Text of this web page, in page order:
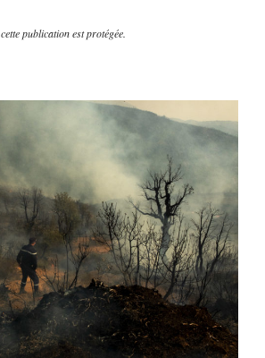
publication est protégée.